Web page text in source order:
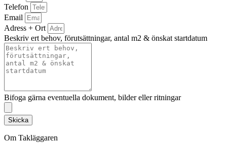
Telefon
Email
Adress + Ort
Beskriv ert behov, förutsättningar, antal m2 & önskat startdatum
Bifoga gärna eventuella dokument, bilder eller ritningar
Skicka
Om Takläggaren